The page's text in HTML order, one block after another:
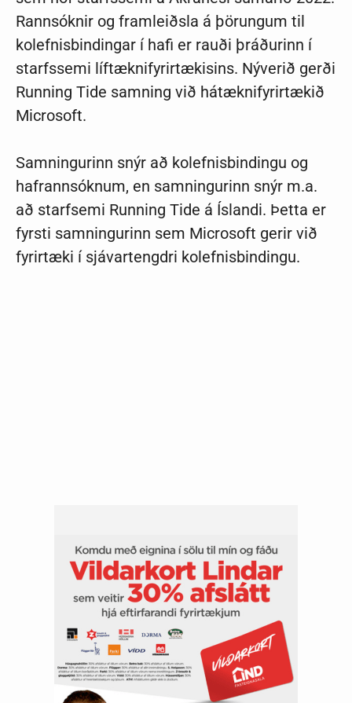
Rannsóknir og framleiðsla á þörungum til
kolefnisbindingar í hafi er rauði þráðurinn í
starfssemi líftæknifyrirtækisins. Nýverið gerði
Running Tide samning við hátæknifyrirtækið
Microsoft.
Samningurinn snýr að kolefnisbindingu og
hafrannsóknum, en samningurinn snýr m.a.
að starfsemi Running Tide á Íslandi. Þetta er
fyrsti samningurinn sem Microsoft gerir við
fyrirtæki í sjávartengdri kolefnisbindingu.